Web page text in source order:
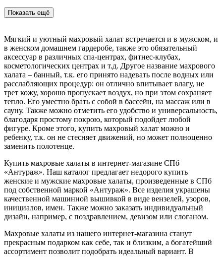
Мягкий и уютный махровый халат встречается и в мужском, и
в женском домашнем гардеробе, также это обязательный
аксессуар в различных спа-центрах, фитнес-клубах,
косметологических центрах и т.д. Другое название махрового
халата – банный, т.к. его принято надевать после водных или
расслабляющих процедур: он отлично впитывает влагу, не
трет кожу, хорошо пропускает воздух, но при этом сохраняет
тепло. Его уместно брать с собой в бассейн, на массаж или в
сауну. Также можно отметить его удобство и универсальность,
благодаря простому покрою, который подойдет любой
фигуре. Кроме этого, купить махровый халат можно и
ребенку, т.к. он не стесняет движений, но может полноценно
заменить полотенце.
Купить махровые халаты в интернет-магазине СПб
«Антураж». Наш каталог предлагает недорого купить
женские и мужские махровые халаты, произведенные в СПб
под собственной маркой «Антураж». Все изделия украшены
качественной машинной вышивкой в виде вензелей, узоров,
инициалов, имен. Также можно заказать индивидуальный
дизайн, например, с поздравлением, девизом или слоганом.
Махровые халаты из нашего интернет-магазина станут
прекрасным подарком как себе, так и близким, а богатейший
ассортимент позволит подобрать идеальный вариант. В